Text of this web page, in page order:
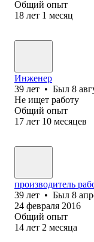
Общий опыт
18 лет 1 месяц
Инженер
39 лет • Был 8
Не ищет работу
Общий опыт
17 лет 10 месяцев
производитель
39 лет • Был 8
24 февраля 2016
Общий опыт
14 лет 2 месяца